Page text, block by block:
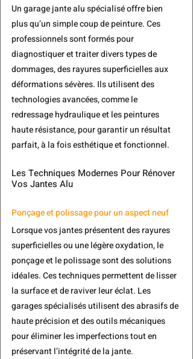
Un garage jante alu spécialisé offre bien
plus qu’un simple coup de peinture. Ces
professionnels sont formés pour
diagnostiquer et traiter divers types de
dommages, des rayures superficielles aux
déformations sévères. Ils utilisent des
technologies avancées, comme le
redressage hydraulique et les peintures
haute résistance, pour garantir un résultat
parfait, à la fois esthétique et fonctionnel.
Les Techniques Modernes Pour Rénover
Vos Jantes Alu
Ponçage et polissage pour un aspect neuf
Lorsque vos jantes présentent des rayures
superficielles ou une légère oxydation, le
ponçage et le polissage sont des solutions
idéales. Ces techniques permettent de lisser
la surface et de raviver leur éclat. Les
garages spécialisés utilisent des abrasifs de
haute précision et des outils mécaniques
pour éliminer les imperfections tout en
préservant l’intégrité de la jante.